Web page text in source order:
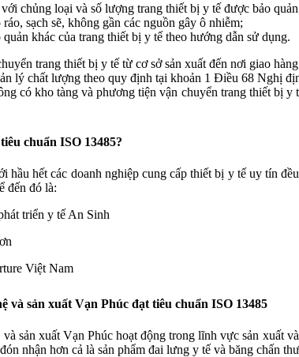
chủng loại và số lượng trang thiết bị y tế được bảo
sạch sẽ, không gần các nguồn gây ô nhiễm;
khác của trang thiết bị y tế theo hướng dẫn sử dụng.
trang thiết bị y tế từ cơ sở sản xuất đến nơi giao
lý chất lượng theo quy định tại khoản 1 Điều 68 Nghị
có kho tàng và phương tiện vận chuyển trang thiết bị
chuẩn ISO 13485?
hầu hết các doanh nghiệp cung cấp thiết bị y tế uy tín
đến đó là:
triển y tế An Sinh
Việt Nam
và sản xuất Vạn Phúc đạt tiêu chuẩn ISO 13485
sản xuất Vạn Phúc hoạt động trong lĩnh vực sản xuất
nhận hơn cả là sản phẩm đai lưng y tế và băng chấn